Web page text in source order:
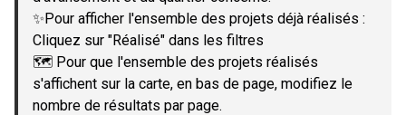
✨Pour afficher l'ensemble des projets déjà réalisés :
Cliquez sur "Réalisé" dans les filtres
🗺️ Pour que l'ensemble des projets réalisés
s'affichent sur la carte, en bas de page, modifiez le
nombre de résultats par page.